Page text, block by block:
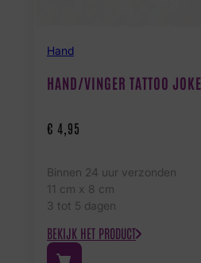
Hand
HAND/VINGER TATTOO JOKE
€ 4,95
Binnen 24 uur verzonden
11 cm x 8 cm
3 tot 5 dagen
BEKIJK HET PRODUCT